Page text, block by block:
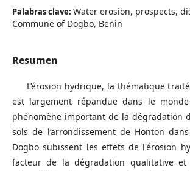
Palabras clave: Water erosion, prospects,
Commune of Dogbo, Benin
Resumen
L’érosion hydrique, la thématique
est largement répandue dans le
phénomène important de la dégradation
sols de l’arrondissement de Honton
Dogbo subissent les effets de l'érosion
facteur de la dégradation qualitative et